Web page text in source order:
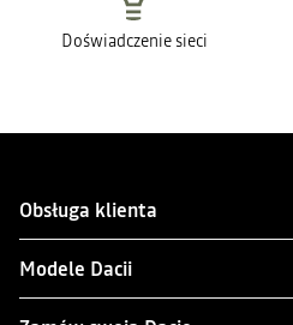
Doświadczenie sieci
Obsługa klienta
Modele Dacii